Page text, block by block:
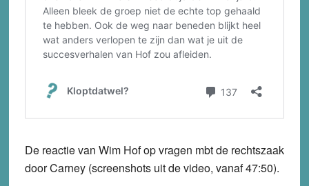
De reactie van Wim Hof op vragen mbt de rechtszaak
door Carney (screenshots uit de video, vanaf 47:50).